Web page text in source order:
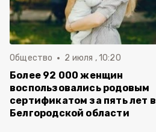
Общество 2 июля , 10:20
Более 92 000 женщин
воспользовались родовым
сертификатом за пять лет в
Белгородской области